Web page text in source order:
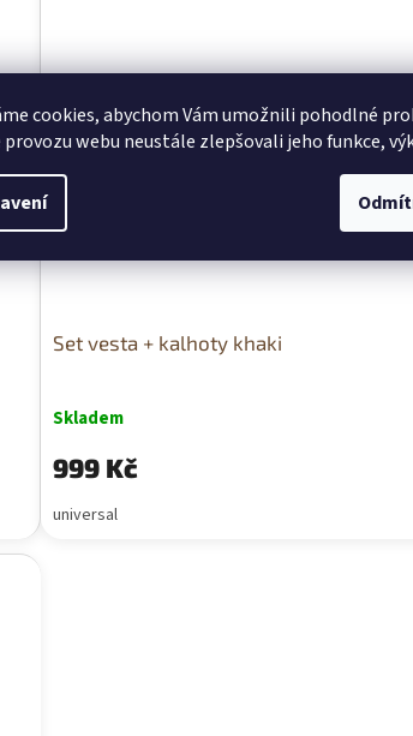
cookies, abychom Vám umožnili pohodlné
provozu webu neustále zlepšovali jeho funkce,
Set vesta + kalhoty khaki
Skladem
999 Kč
universal